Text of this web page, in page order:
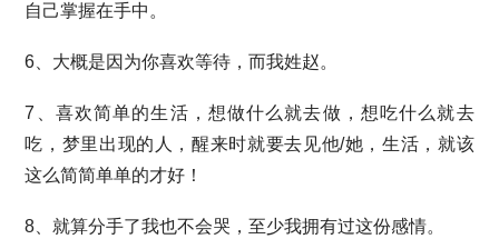
自己掌握在手中。
6、大概是因为你喜欢等待，而我姓赵。
7、喜欢简单的生活，想做什么就去做，想吃什么就去
吃，梦里出现的人，醒来时就要去见他/她，生活，就该
这么简简单单的才好！
8、就算分手了我也不会哭，至少我拥有过这份感情。